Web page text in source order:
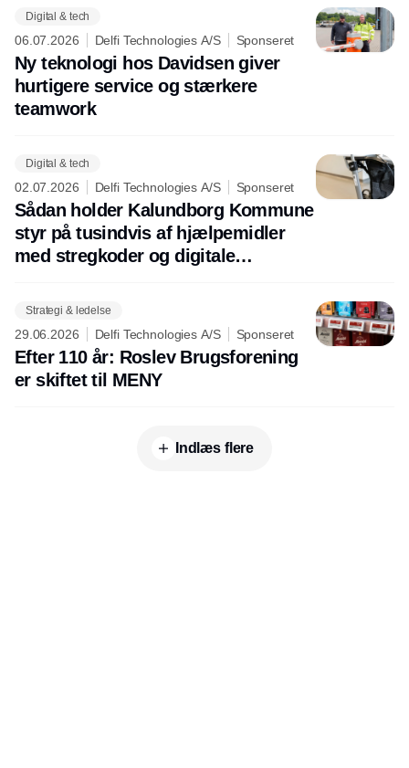
Digital & tech
06.07.2026 Delfi Technologies A/S Sponseret
Ny teknologi hos Davidsen giver
hurtigere service og stærkere
teamwork
Digital & tech
02.07.2026 Delfi Technologies A/S Sponseret
Sådan holder Kalundborg Kommune
styr på tusindvis af hjælpemidler
med stregkoder og digitale
Strategi & ledelse
29.06.2026 Delfi Technologies A/S Sponseret
Efter 110 år: Roslev Brugsforening
er skiftet til MENY
Indlæs flere